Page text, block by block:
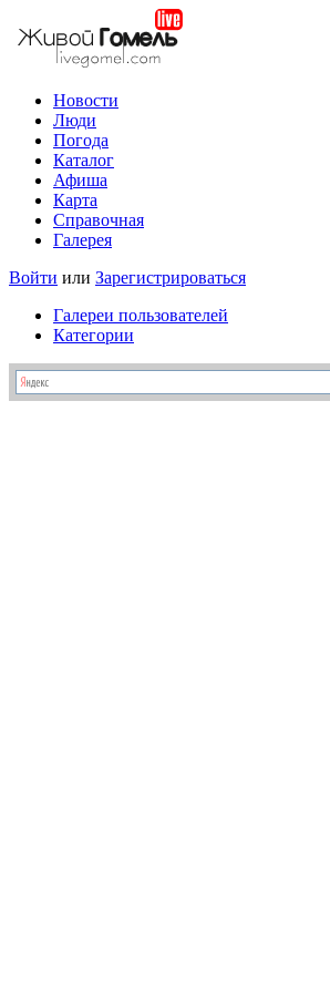
Новости
Люди
Погода
Каталог
Афиша
Карта
Справочная
Галерея
Войти или Зарегистрироваться
Галереи пользователей
Категории